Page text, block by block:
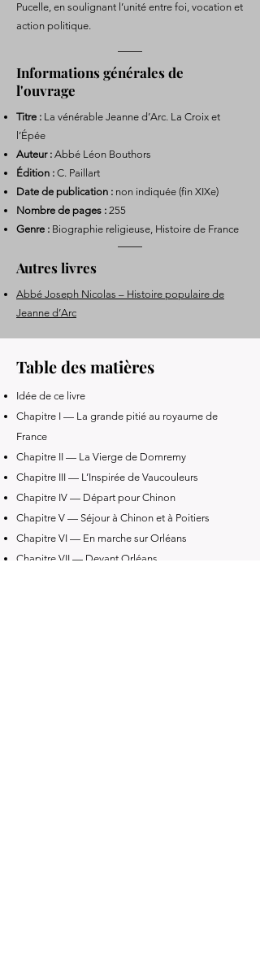
Pucelle, en soulignant l’unité entre foi, vocation et
action politique.
Informations générales de
l'ouvrage
Titre : La vénérable Jeanne d’Arc. La Croix et
l’Épée
Auteur : Abbé Léon Bouthors
Édition : C. Paillart
Date de publication : non indiquée (fin XIXe)
Nombre de pages : 255
Genre : Biographie religieuse, Histoire de France
Autres livres
Abbé Joseph Nicolas – Histoire populaire de
Jeanne d’Arc
Table des matières
Idée de ce livre
Chapitre I — La grande pitié au royaume de
France
Chapitre II — La Vierge de Domremy
Chapitre III — L’Inspirée de Vaucouleurs
Chapitre IV — Départ pour Chinon
Chapitre V — Séjour à Chinon et à Poitiers
Chapitre VI — En marche sur Orléans
Chapitre VII — Devant Orléans